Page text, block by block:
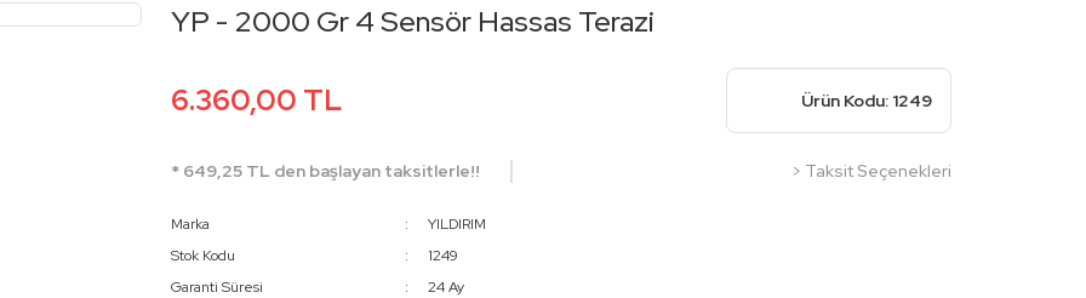
YP - 2000 Gr 4 Sensör Hassas Terazi
6.360,00 TL Ürün Kodu: 1249
* 649,25 TL den başlayan taksitlerle!! > Taksit Seçenekleri
Marka
YILDIRIM
Stok Kodu
1249
Garanti Süresi
24 Ay